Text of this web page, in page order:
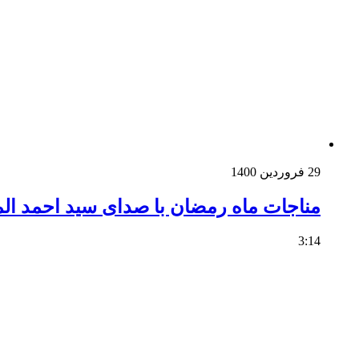
29 فروردین 1400
مناجات ماه رمضان با صدای سید احمد
3:14